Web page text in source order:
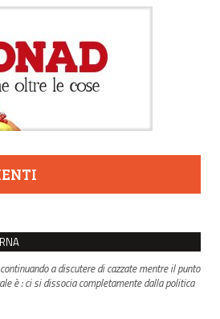
a discutere di cazzate mentre il punto
è : ci si dissocia completamente dalla politica